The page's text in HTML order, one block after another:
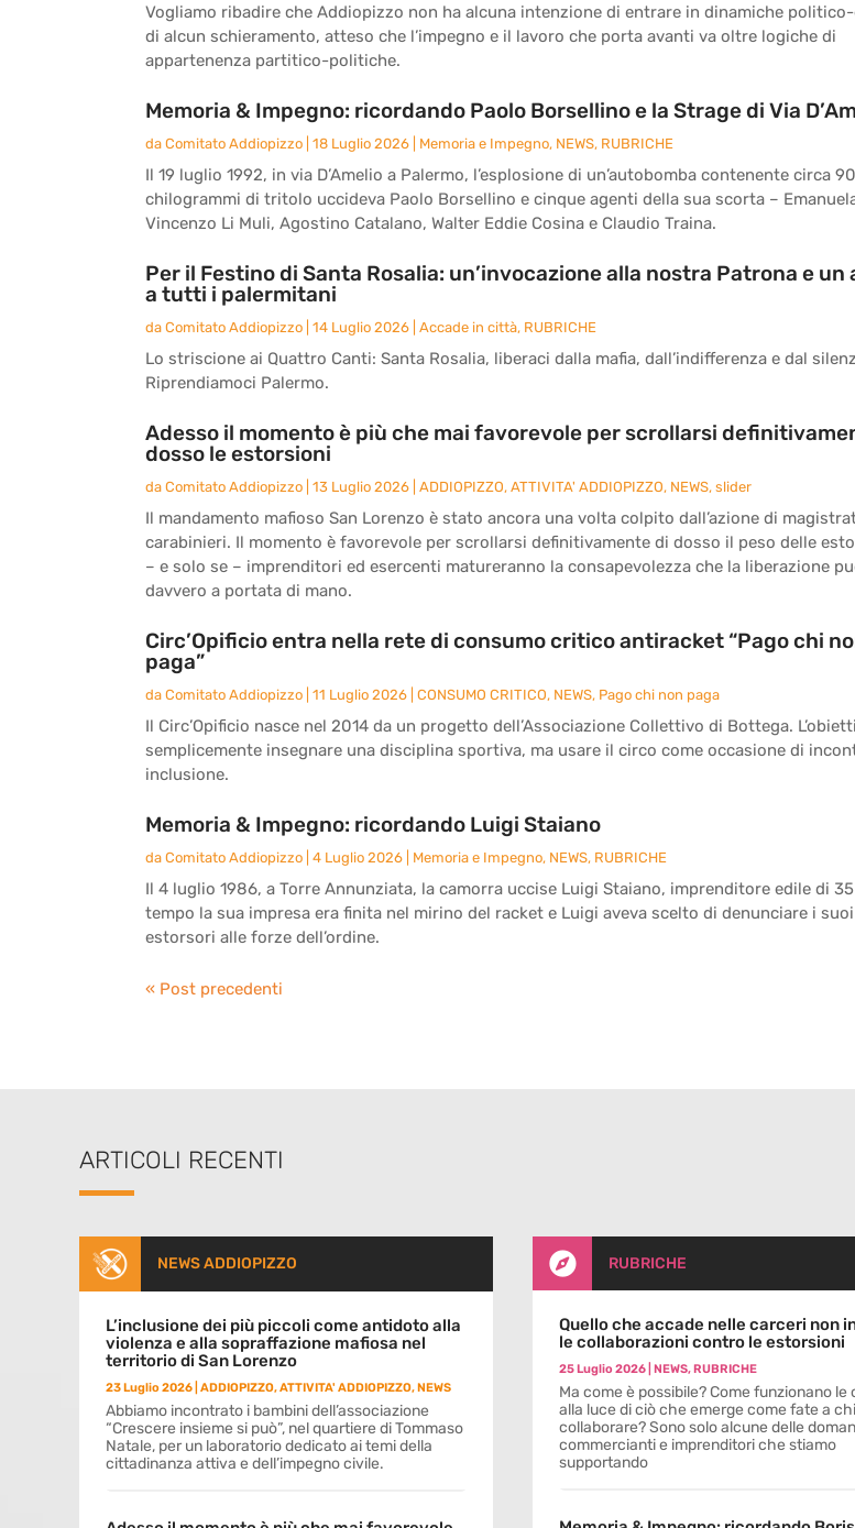
Vogliamo ribadire che Addiopizzo non ha alcuna intenzione di entrare in dinamiche
di alcun schieramento, atteso che l’impegno e il lavoro che porta avanti va oltre logiche di
appartenenza partitico-politiche.
Memoria & Impegno: ricordando Paolo Borsellino e la Strage di Via
da Comitato Addiopizzo 18 Luglio 2026 Memoria e Impegno, NEWS, RUBRICHE
Il 19 luglio 1992, in via D’Amelio a Palermo, l’esplosione di un’autobomba contenente circa 90
chilogrammi di tritolo uccideva Paolo Borsellino e cinque agenti della sua scorta –
Vincenzo Li Muli, Agostino Catalano, Walter Eddie Cosina e Claudio Traina.
Per il Festino di Santa Rosalia: un’invocazione alla nostra Patrona e un
a tutti i palermitani
da Comitato Addiopizzo 14 Luglio 2026 Accade in città, RUBRICHE
Lo striscione ai Quattro Canti: Santa Rosalia, liberaci dalla mafia, dall’indifferenza e dal
Riprendiamoci Palermo.
Adesso il momento è più che mai favorevole per scrollarsi
dosso le estorsioni
da Comitato Addiopizzo 13 Luglio 2026 ADDIOPIZZO, ATTIVITA' ADDIOPIZZO, NEWS, slider
Il mandamento mafioso San Lorenzo è stato ancora una volta colpito dall’azione di
carabinieri. Il momento è favorevole per scrollarsi definitivamente di dosso il peso delle
– e solo se – imprenditori ed esercenti matureranno la consapevolezza che la liberazione
davvero a portata di mano.
Circ’Opificio entra nella rete di consumo critico antiracket “Pago chi
paga”
da Comitato Addiopizzo 11 Luglio 2026 CONSUMO CRITICO, NEWS, Pago chi non paga
Il Circ’Opificio nasce nel 2014 da un progetto dell’Associazione Collettivo di Bottega.
semplicemente insegnare una disciplina sportiva, ma usare il circo come occasione di
inclusione.
Memoria & Impegno: ricordando Luigi Staiano
da Comitato Addiopizzo 4 Luglio 2026 Memoria e Impegno, NEWS, RUBRICHE
Il 4 luglio 1986, a Torre Annunziata, la camorra uccise Luigi Staiano, imprenditore edile di
tempo la sua impresa era finita nel mirino del racket e Luigi aveva scelto di denunciare i suoi
estorsori alle forze dell’ordine.
« Post precedenti
ARTICOLI RECENTI
NEWS ADDIOPIZZO
L’inclusione dei più piccoli come antidoto alla
violenza e alla sopraffazione mafiosa nel
territorio di San Lorenzo
23 Luglio 2026 ADDIOPIZZO,ATTIVITA' ADDIOPIZZO, NEWS
Abbiamo incontrato i bambini dell’associazione
“Crescere insieme si può”, nel quartiere di Tommaso
Natale, per un laboratorio dedicato ai temi della
cittadinanza attiva e dell’impegno civile.
 RUBRICHE
Quello che accade nelle carceri non
le collaborazioni contro le estorsioni
25 Luglio 2026| NEWS, RUBRICHE
Ma come è possibile? Come funzionano le
alla luce di ciò che emerge come fate a
collaborare? Sono solo alcune delle
commercianti e imprenditori che stiamo
supportando